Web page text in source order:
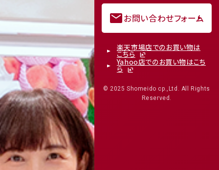
mailお問い合わせフォーム
楽天市場店でのお買い物は
こちら
Yahoo店でのお買い物はこち
ら
© 2025 Shomeido cp.,Ltd. All Rights
Reserved.